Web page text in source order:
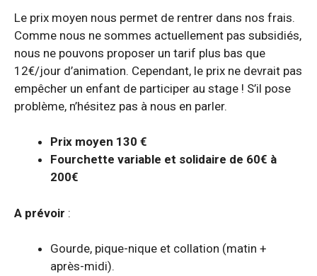
Le prix moyen nous permet de rentrer dans nos frais.
Comme nous ne sommes actuellement pas subsidiés,
nous ne pouvons proposer un tarif plus bas que
12€/jour d’animation. Cependant, le prix ne devrait pas
empêcher un enfant de participer au stage ! S’il pose
problème, n’hésitez pas à nous en parler.
Prix moyen 130 €
Fourchette variable et solidaire de 60€ à
200€
A prévoir :
Gourde, pique-nique et collation (matin +
après-midi).